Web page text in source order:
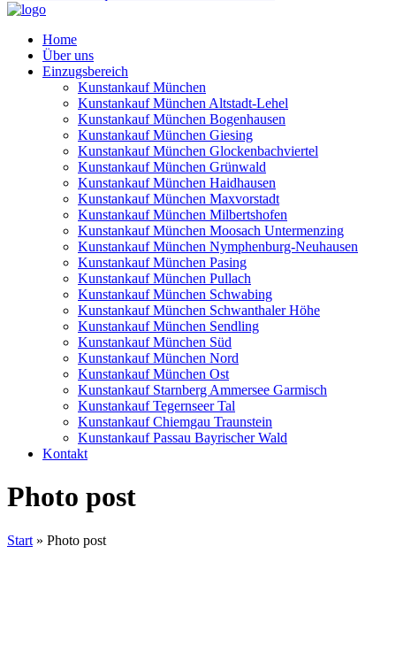
Home
Über uns
Einzugsbereich
Kunstankauf München
Kunstankauf München Altstadt-Lehel
Kunstankauf München Bogenhausen
Kunstankauf München Giesing
Kunstankauf München Glockenbachviertel
Kunstankauf München Grünwald
Kunstankauf München Haidhausen
Kunstankauf München Maxvorstadt
Kunstankauf München Milbertshofen
Kunstankauf München Moosach Untermenzing
Kunstankauf München Nymphenburg-Neuhausen
Kunstankauf München Pasing
Kunstankauf München Pullach
Kunstankauf München Schwabing
Kunstankauf München Schwanthaler Höhe
Kunstankauf München Sendling
Kunstankauf München Süd
Kunstankauf München Nord
Kunstankauf München Ost
Kunstankauf Starnberg Ammersee Garmisch
Kunstankauf Tegernseer Tal
Kunstankauf Chiemgau Traunstein
Kunstankauf Passau Bayrischer Wald
Kontakt
Photo post
Start » Photo post